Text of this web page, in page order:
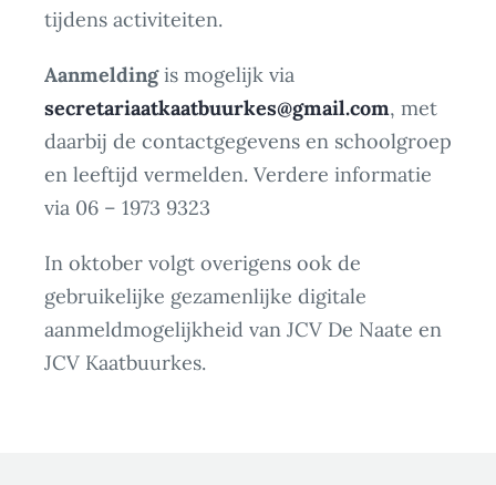
tijdens activiteiten.
Aanmeldingis mogelijk via
secretariaatkaatbuurkes@gmail.com, met
daarbij de contactgegevens en schoolgroep
en leeftijd vermelden. Verdere informatie
via 06 – 1973 9323
In oktober volgt overigens ook de
gebruikelijke gezamenlijke digitale
aanmeldmogelijkheid van JCV De Naate en
JCV Kaatbuurkes.